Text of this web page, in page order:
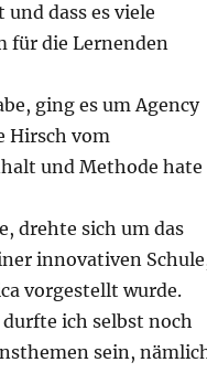
dass es viele
für die Lernenden
ging es um Agency
Hirsch vom
und Methode hate
drehte sich um das
innovativen
vorgestellt wurde.
ich selbst noch
sein,